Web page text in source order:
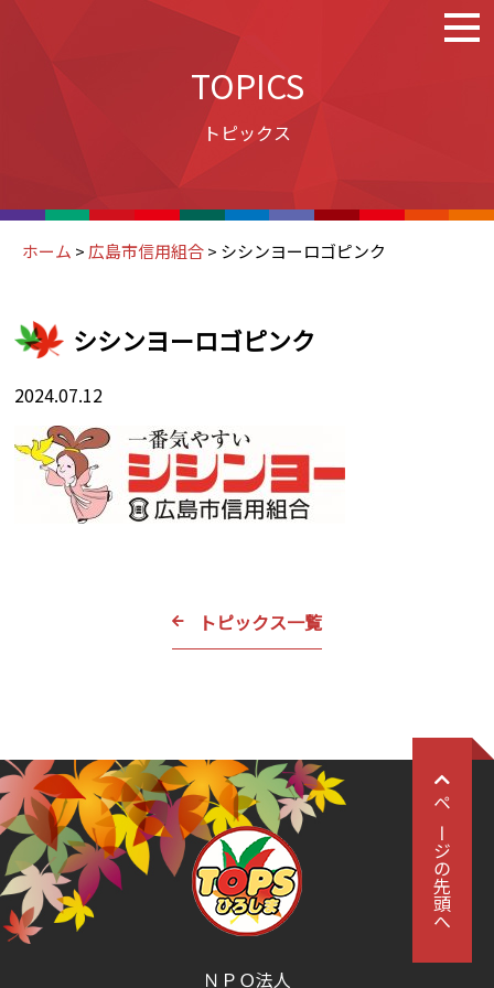
TOPICS
トピックス
ホーム > 広島市信用組合> シシンヨーロゴピンク
シシンヨーロゴピンク
2024.07.12
トピックス一覧
ページの先頭へ
ＮＰＯ法人